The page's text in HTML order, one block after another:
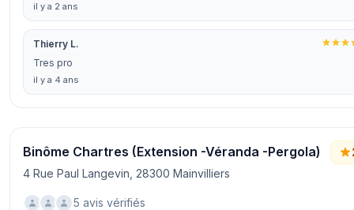
il y a 2 ans
Thierry L.
Tres pro
il y a 4 ans
Binôme Chartres (Extension -Véranda -Pergola)
4 Rue Paul Langevin, 28300 Mainvilliers
5 avis vérifiés